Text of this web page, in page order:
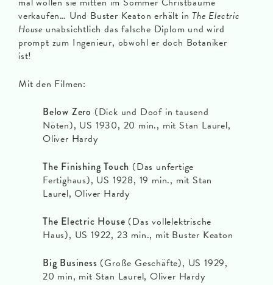
verkaufen… Und Buster Keaton erhält in The Electric
House unabsichtlich das falsche Diplom und wird
prompt zum Ingenieur, obwohl er doch Botaniker
ist!
Mit den Filmen:
Below Zero (Dick und Doof in tausend
Nöten), US 1930, 20 min., mit Stan Laurel,
Oliver Hardy
The Finishing Touch (Das unfertige
Fertighaus), US 1928, 19 min., mit Stan
Laurel, Oliver Hardy
The Electric House (Das vollelektrische
Haus), US 1922, 23 min., mit Buster Keaton
Big Business (Große Geschäfte), US 1929,
20 min, mit Stan Laurel, Oliver Hardy